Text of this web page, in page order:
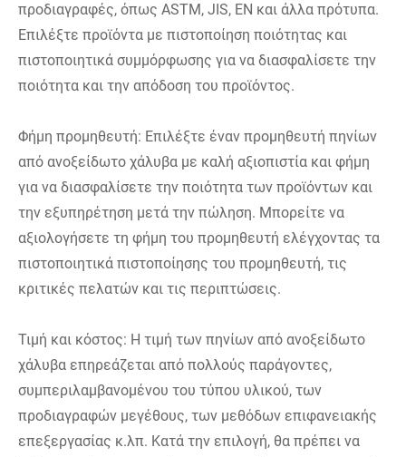
προδιαγραφές, όπως ASTM, JIS, EN και άλλα πρότυπα.
Επιλέξτε προϊόντα με πιστοποίηση ποιότητας και
πιστοποιητικά συμμόρφωσης για να διασφαλίσετε την
ποιότητα και την απόδοση του προϊόντος.
Φήμη προμηθευτή: Επιλέξτε έναν προμηθευτή πηνίων
από ανοξείδωτο χάλυβα με καλή αξιοπιστία και φήμη
για να διασφαλίσετε την ποιότητα των προϊόντων και
την εξυπηρέτηση μετά την πώληση. Μπορείτε να
αξιολογήσετε τη φήμη του προμηθευτή ελέγχοντας τα
πιστοποιητικά πιστοποίησης του προμηθευτή, τις
κριτικές πελατών και τις περιπτώσεις.
Τιμή και κόστος: Η τιμή των πηνίων από ανοξείδωτο
χάλυβα επηρεάζεται από πολλούς παράγοντες,
συμπεριλαμβανομένου του τύπου υλικού, των
προδιαγραφών μεγέθους, των μεθόδων επιφανειακής
επεξεργασίας κ.λπ. Κατά την επιλογή, θα πρέπει να